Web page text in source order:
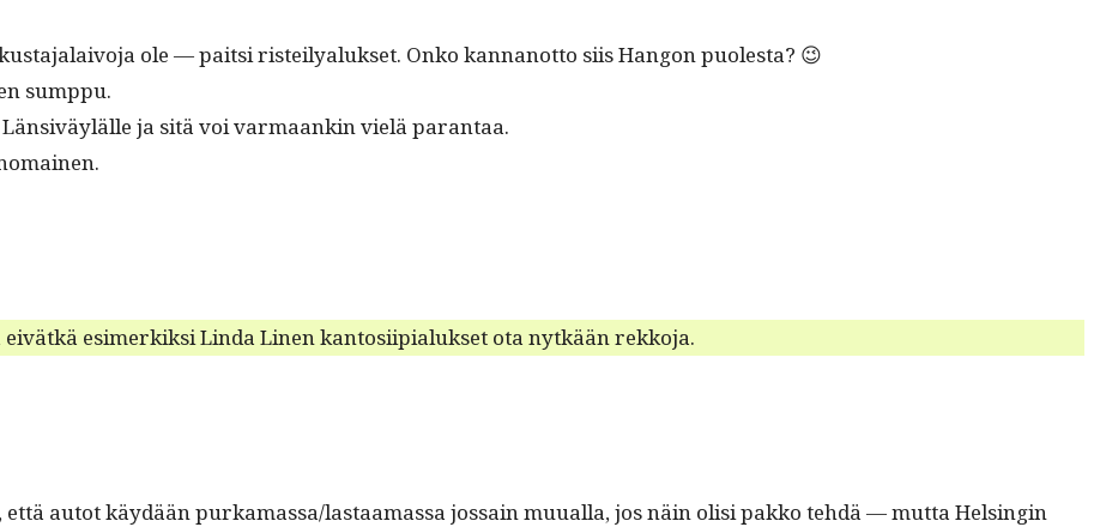
ole — pait­si ris­teilyaluk­set. Onko kan­nan­ot­to siis Hang­on puolesta? 😉
sumppu.
ja sitä voi var­maankin vielä parantaa.
esimerkik­si Lin­da Linen kan­tosi­ip­i­aluk­set ota nytkään rekkoja.
autot käy­dään purkamassa/lastaamassa jos­sain muual­la, jos näin olisi pakko tehdä — mut­ta Helsin­gin